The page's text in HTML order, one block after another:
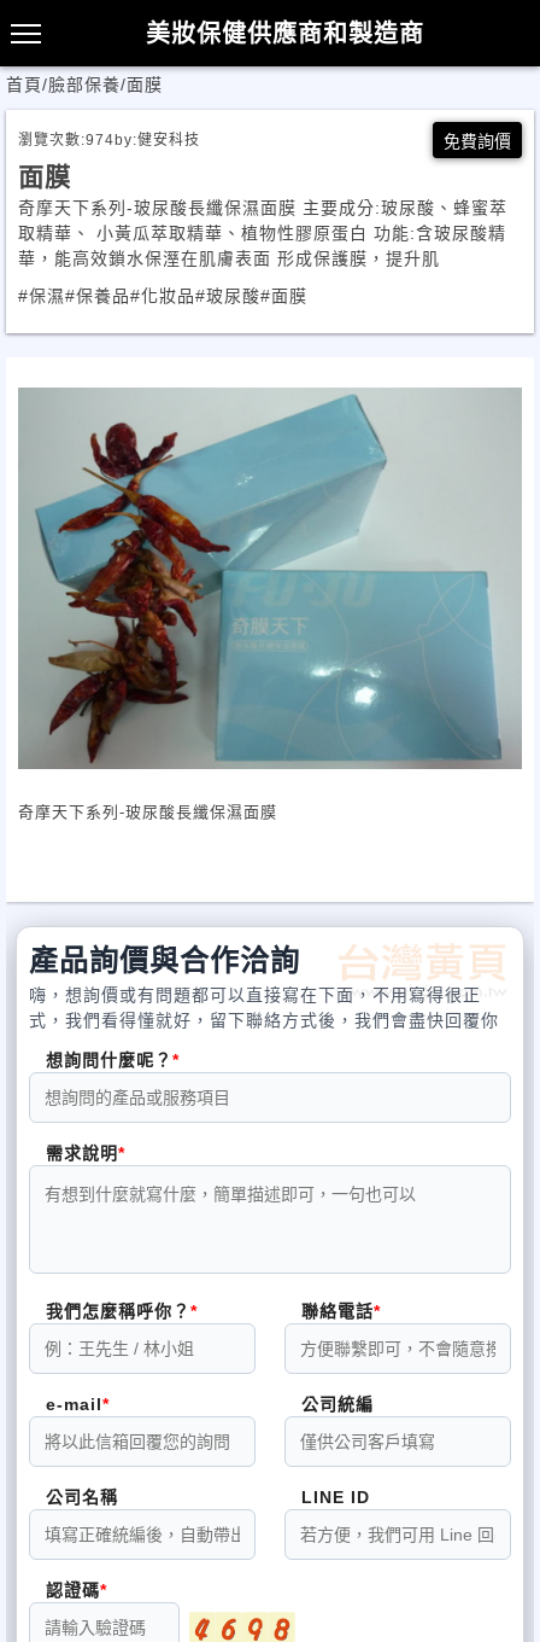
美妝保健供應商和製造商
首頁/臉部保養/面膜
瀏覽次數:974by:健安科技 免費詢價
面膜
奇摩天下系列-玻尿酸長纖保濕面膜 主要成分:玻尿酸、蜂蜜萃
取精華、 小黃瓜萃取精華、植物性膠原蛋白 功能:含玻尿酸精
華，能高效鎖水保溼在肌膚表面 形成保護膜，提升肌
#保濕#保養品#化妝品#玻尿酸#面膜
奇摩天下系列-玻尿酸長纖保濕面膜
功能:含玻尿酸精華，能高效鎖水保溼在肌膚表面
形成保護膜，提升肌膚含水量，使肌膚透亮、
保濕、更顯柔嫩緊緻。
適用膚質:一般膚質
有問題歡迎來電洽詢(07)345-1556
產品詢價與合作洽詢
嗨，想詢價或有問題都可以直接寫在下面，不用寫得很正
式，我們看得懂就好，留下聯絡方式後，我們會盡快回覆你
想詢問什麼呢？
需求說明
我們怎麼稱呼你？ 聯絡電話
e-mail 公司統編
公司名稱 LINE ID
認證碼